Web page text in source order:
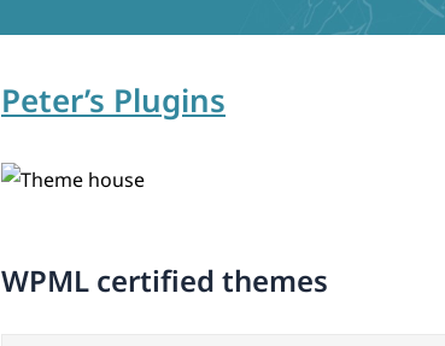
Peter’s Plugins
WPML certified themes